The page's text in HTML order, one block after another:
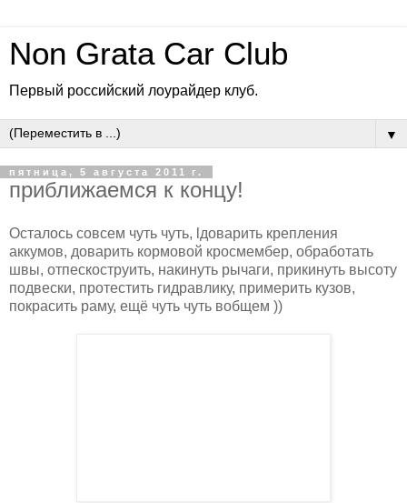
Non Grata Car Club
Первый российский лоурайдер клуб.
▼
пятница, 5 августа 2011 г.
приближаемся к концу!
Осталось совсем чуть чуть, lдоварить крепления
аккумов, доварить кормовой кросмембер, обработать
швы, отпескоструить, накинуть рычаги, прикинуть высоту
подвески, протестить гидравлику, примерить кузов,
покрасить раму, ещё чуть чуть вобщем ))